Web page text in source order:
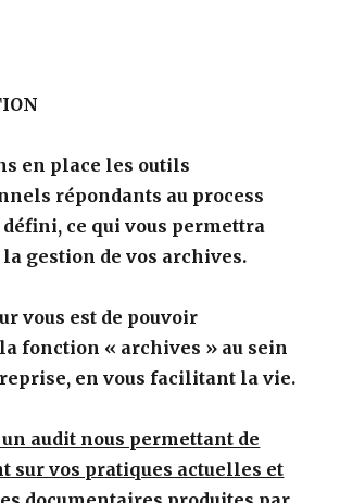
en place les outils
répondants au process
défini, ce qui vous permettra
gestion de vos archives.
vous est de pouvoir
fonction « archives » au sein
en vous facilitant la vie.
audit nous permettant de
sur vos pratiques actuelles et